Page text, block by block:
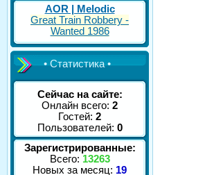
AOR | Melodic
Great Train Robbery -
Wanted 1986
• Статистика •
Сейчас на сайте:
Онлайн всего: 2
Гостей: 2
Пользователей: 0
Зарегистрированные:
Всего: 13263
Новых за месяц: 19